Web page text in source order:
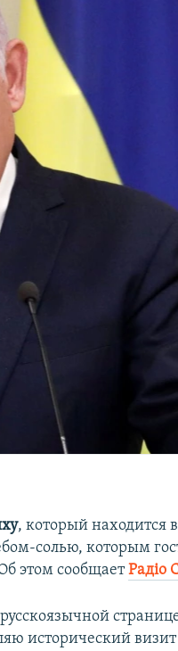
, который находится
солью, которым
этом сообщаетРадіо
исторический